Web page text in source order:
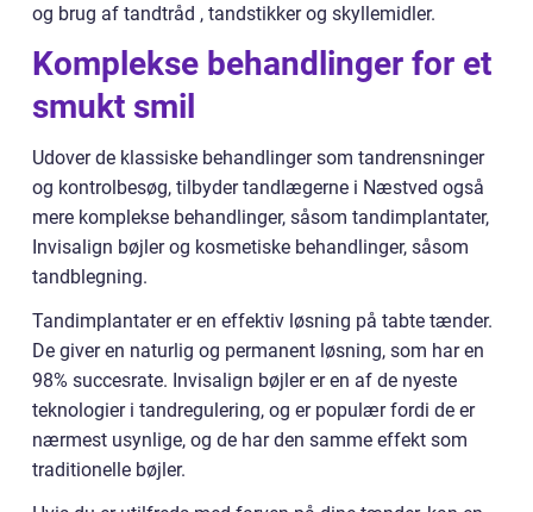
og brug af tandtråd , tandstikker og skyllemidler.
Komplekse behandlinger for et
smukt smil
Udover de klassiske behandlinger som tandrensninger
og kontrolbesøg, tilbyder tandlægerne i Næstved også
mere komplekse behandlinger, såsom tandimplantater,
Invisalign bøjler og kosmetiske behandlinger, såsom
tandblegning.
Tandimplantater er en effektiv løsning på tabte tænder.
De giver en naturlig og permanent løsning, som har en
98% succesrate. Invisalign bøjler er en af ​​de nyeste
teknologier i tandregulering, og er populær fordi de er
nærmest usynlige, og de har den samme effekt som
traditionelle bøjler.